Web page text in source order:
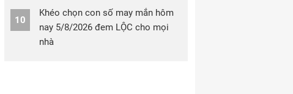
10
Khéo chọn con số may mắn hôm
nay 5/8/2026 đem LỘC cho mọi
nhà